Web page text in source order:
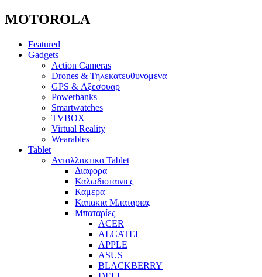
MOTOROLA
Featured
Gadgets
Action Cameras
Drones & Τηλεκατευθυνομενα
GPS & Αξεσουαρ
Powerbanks
Smartwatches
TVBOX
Virtual Reality
Wearables
Tablet
Ανταλλακτικα Tablet
Διαφορα
Καλωδιοταινιες
Καμερα
Καπακια Μπαταριας
Μπαταρίες
ACER
ALCATEL
APPLE
ASUS
BLACKBERRY